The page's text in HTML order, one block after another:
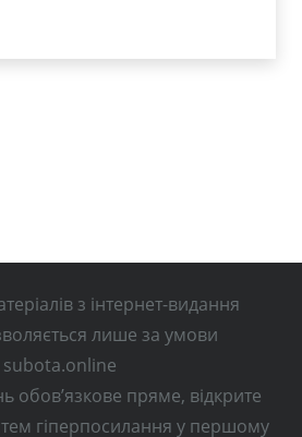
з інтернет-видання
лише за умови
subota.online
обов’язкове пряме, відкрите
гіперпосилання у першому